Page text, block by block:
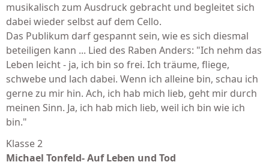
musikalisch zum Ausdruck gebracht und begleitet sich
dabei wieder selbst auf dem Cello.
Das Publikum darf gespannt sein, wie es sich diesmal
beteiligen kann ... Lied des Raben Anders: "Ich nehm das
Leben leicht - ja, ich bin so frei. Ich träume, fliege,
schwebe und lach dabei. Wenn ich alleine bin, schau ich
gerne zu mir hin. Ach, ich hab mich lieb, geht mir durch
meinen Sinn. Ja, ich hab mich lieb, weil ich bin wie ich
bin."
Klasse 2
Michael Tonfeld- Auf Leben und Tod